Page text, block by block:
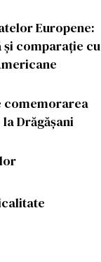
Europene:
comparație cu
comemorarea
Drăgășani